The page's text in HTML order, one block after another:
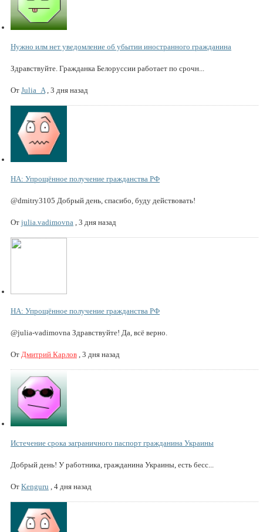
Нужно илм нет уведомление об убытии иностранного гражданина
Здравствуйте. Гражданка Белоруссии работает по срочн...
От Julia_A, 3 дня назад
НА: Упрощённое получение гражданства РФ
@dmitry3105 Добрый день, спасибо, буду действовать!
От julia.vadimovna , 3 дня назад
НА: Упрощённое получение гражданства РФ
@julia-vadimovna Здравствуйте! Да, всё верно.
От Дмитрий Карлов , 3 дня назад
Истечение срока заграничного паспорт гражданина Украины
Добрый день! У работника, гражданина Украины, есть бесс...
От Kenguru , 4 дня назад